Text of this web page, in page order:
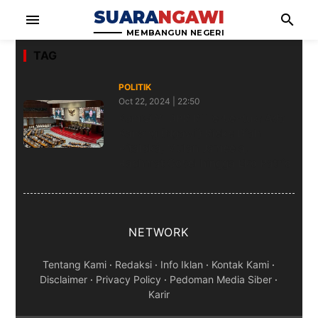
menu SUARANGAWI
MEMBANGUN NEGERI
search
TAG
POLITIK
Oct 22, 2024 | 22:50
NETWORK
Tentang Kami · Redaksi · Info Iklan · Kontak Kami ·
Disclaimer · Privacy Policy · Pedoman Media Siber ·
Karir